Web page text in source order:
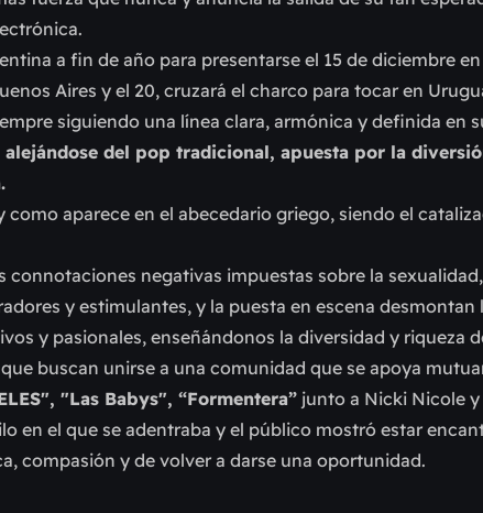
a fin de año para presentarse el 15 de diciembre
Aires y el 20, cruzará el charco para tocar en
siguiendo una línea clara, armónica y definida en
del pop tradicional, apuesta por la
como aparece en el abecedario griego, siendo el
connotaciones negativas impuestas sobre la
y estimulantes, y la puesta en escena desmontan
y pasionales, enseñándonos la diversidad y riqueza
buscan unirse a una comunidad que se apoya
"Las Babys", “Formentera” junto a Nicki Nicole y
en el que se adentraba y el público mostró estar
compasión y de volver a darse una oportunidad.